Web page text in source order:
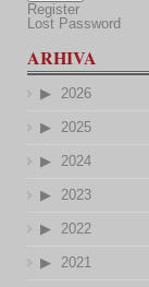
Register
Lost Password
ARHIVA
2026
2025
2024
2023
2022
2021